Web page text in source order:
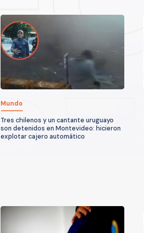
Mundo
Tres chilenos y un cantante uruguayo
son detenidos en Montevideo: hicieron
explotar cajero automático